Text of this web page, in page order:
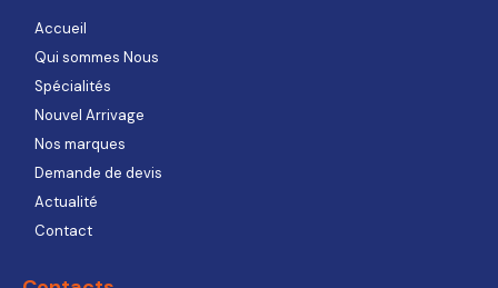
Accueil
Qui sommes Nous
Spécialités
Nouvel Arrivage
Nos marques
Demande de devis
Actualité
Contact